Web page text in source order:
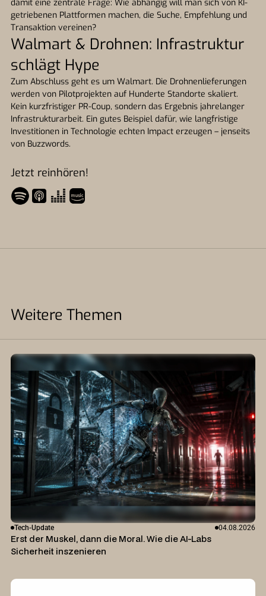
damit eine zentrale Frage: Wie abhängig will man sich von KI-
getriebenen Plattformen machen, die Suche, Empfehlung und
Transaktion vereinen?
Walmart & Drohnen: Infrastruktur
schlägt Hype
Zum Abschluss geht es um Walmart. Die Drohnenlieferungen
werden von Pilotprojekten auf Hunderte Standorte skaliert.
Kein kurzfristiger PR-Coup, sondern das Ergebnis jahrelanger
Infrastrukturarbeit. Ein gutes Beispiel dafür, wie langfristige
Investitionen in Technologie echten Impact erzeugen – jenseits
von Buzzwords.
Jetzt reinhören!
Weitere Themen
Tech-Update 04.08.2026
Erst der Muskel, dann die Moral. Wie die AI-Labs
Sicherheit inszenieren